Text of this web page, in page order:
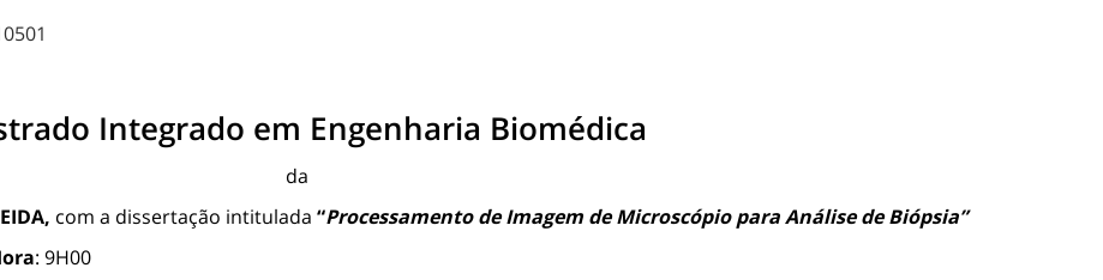
Integrado em Engenharia Biomédica
da
com a dissertação intitulada “Processamento de Imagem de Microscópio para Análise de Biópsia”
: 9H00